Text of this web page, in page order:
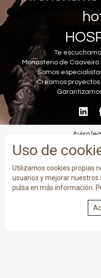
Te
Monasterio de Caaveiro
Somos
Creamos
Aviso
Uso de
Utilizamos cookies propias
usuarios y mejorar nuestros
pulsa en más información.